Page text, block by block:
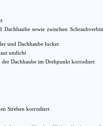
Dachhaube sowie zwischen
und Dachhaube locker
undicht
der Dachhaube im Drehpunkt korrodiert
Streben korrodiert